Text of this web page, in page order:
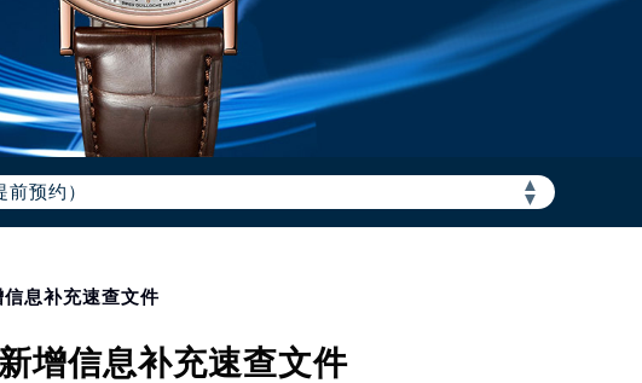
▲
▼
（非大陆需加拨“+86”）
预约）
息补充速查文件
增信息补充速查文件